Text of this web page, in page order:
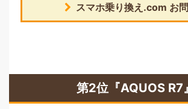
スマホ乗り換え.com お
第2位『AQUOS R7』